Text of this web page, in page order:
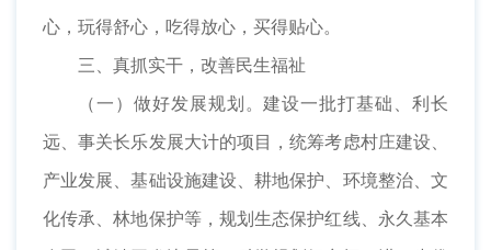
心，玩得舒心，吃得放心，买得贴心。
三、真抓实干，改善民生福祉
（一）做好发展规划。建设一批打基础、利长
远、事关长乐发展大计的项目，统筹考虑村庄建设、
产业发展、基础设施建设、耕地保护、环境整治、文
化传承、林地保护等，规划生态保护红线、永久基本